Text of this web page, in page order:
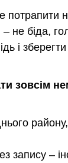
потрапити
не біда,
і
зовсім
запису –